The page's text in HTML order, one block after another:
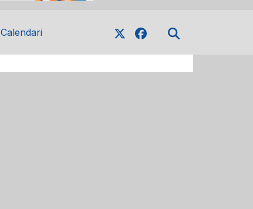
Calendari